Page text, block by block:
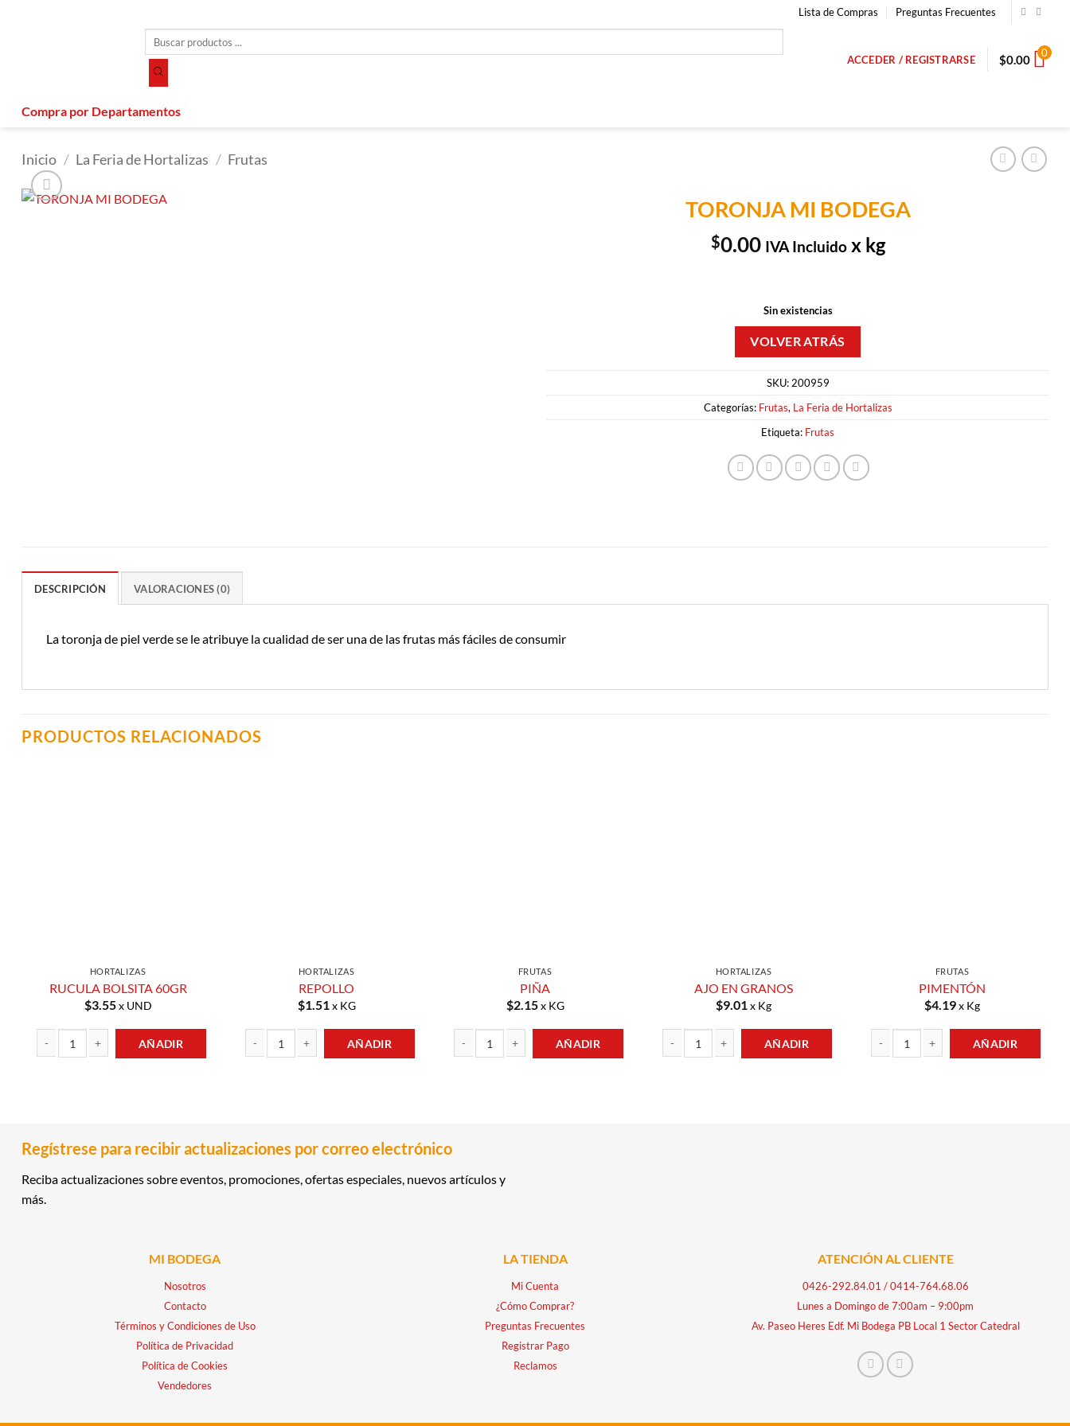
Lista de Compras Preguntas Frecuentes
productos
ACCEDER / REGISTRARSE $0.00 0
Compra por Departamentos
Inicio / La Feria de Hortalizas / Frutas
TORONJA MI BODEGA
$0.00 IVA Incluidox kg
Sin existencias
SKU: 200959
Categorías: Frutas, La Feria de Hortalizas
Etiqueta: Frutas
DESCRIPCIÓN VALORACIONES (0)
La toronja de piel verde se le atribuye la cualidad de ser una de las frutas más fáciles de consumir
PRODUCTOS RELACIONADOS
HORTALIZAS
RUCULA BOLSITA 60GR
$3.55x UND
AÑADIR
HORTALIZAS
REPOLLO
$1.51x KG
AÑADIR
FRUTAS
PIÑA
$2.15x KG
AÑADIR
HORTALIZAS
AJO EN GRANOS
$9.01x Kg
AÑADIR
FRUTAS
PIMENTÓN
$4.19x Kg
AÑADIR
Regístrese para recibir actualizaciones por correo electrónico
Reciba actualizaciones sobre eventos, promociones, ofertas especiales, nuevos artículos y
más.
MI BODEGA
Nosotros
Contacto
Términos y Condiciones de Uso
Política de Privacidad
Política de Cookies
Vendedores
LA TIENDA
Mi Cuenta
¿Cómo Comprar?
Preguntas Frecuentes
Registrar Pago
Reclamos
ATENCIÓN AL CLIENTE
0426-292.84.01 /0414-764.68.06
Lunes a Domingo de 7:00am – 9:00pm
Av. Paseo Heres Edf. Mi Bodega PB Local 1 Sector Catedral